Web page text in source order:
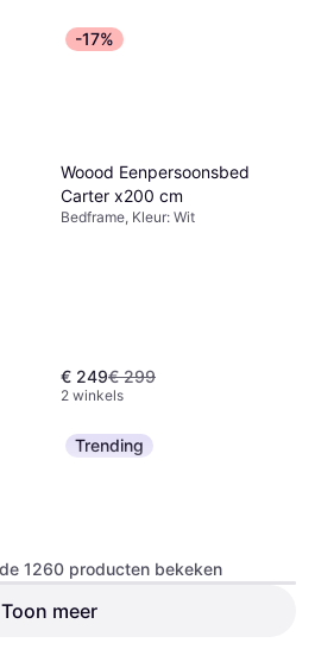
-17%
Woood Eenpersoonsbed
Carter x200 cm
Bedframe, Kleur: Wit
€ 249€ 299
2 winkels
Trending
Matras, Kleur: Wit, Vulling: Schuim,
1260 producten bekeken
Toon meer